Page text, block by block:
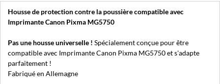
Housse de protection contre la poussière compatible avec
Imprimante Canon Pixma MG5750
Pas une housse universelle ! Spécialement conçue pour être
compatible avec Imprimante Canon Pixma MG5750 et s'adapte
parfaitement !
Fabriqué en Allemagne